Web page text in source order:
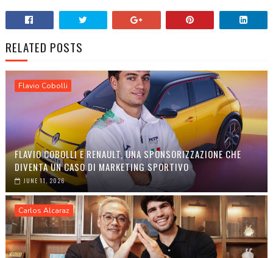
RELATED POSTS
Flavio Cobolli
FLAVIO COBOLLI E RENAULT, UNA SPONSORIZZAZIONE CHE
DIVENTA UN CASO DI MARKETING SPORTIVO
JUNE 11, 2026
Carlos Alcaraz